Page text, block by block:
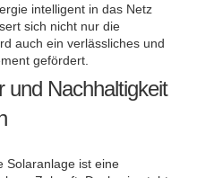
intelligent in das Netz
sich nicht nur die
auch ein verlässliches und
gefördert.
und Nachhaltigkeit
Solaranlage ist eine